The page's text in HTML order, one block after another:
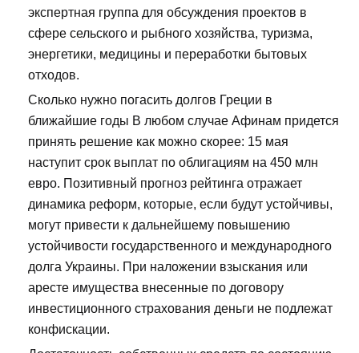
экспертная группа для обсуждения проектов в
сфере сельского и рыбного хозяйства, туризма,
энергетики, медицины и переработки бытовых
отходов.
Сколько нужно погасить долгов Греции в
ближайшие годы В любом случае Афинам придется
принять решение как можно скорее: 15 мая
наступит срок выплат по облигациям на 450 млн
евро. Позитивный прогноз рейтинга отражает
динамика реформ, которые, если будут устойчивы,
могут привести к дальнейшему повышению
устойчивости государственного и международного
долга Украины. При наложении взыскания или
аресте имущества внесенные по договору
инвестиционного страхования деньги не подлежат
конфискации.